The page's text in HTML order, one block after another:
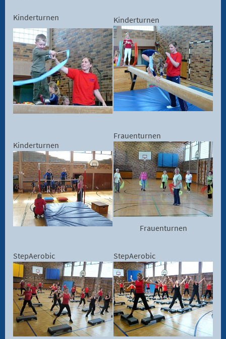
Kinderturnen Kinderturnen
Kinderturnen
Frauenturnen
Frauenturnen
StepAerobic StepAerobic